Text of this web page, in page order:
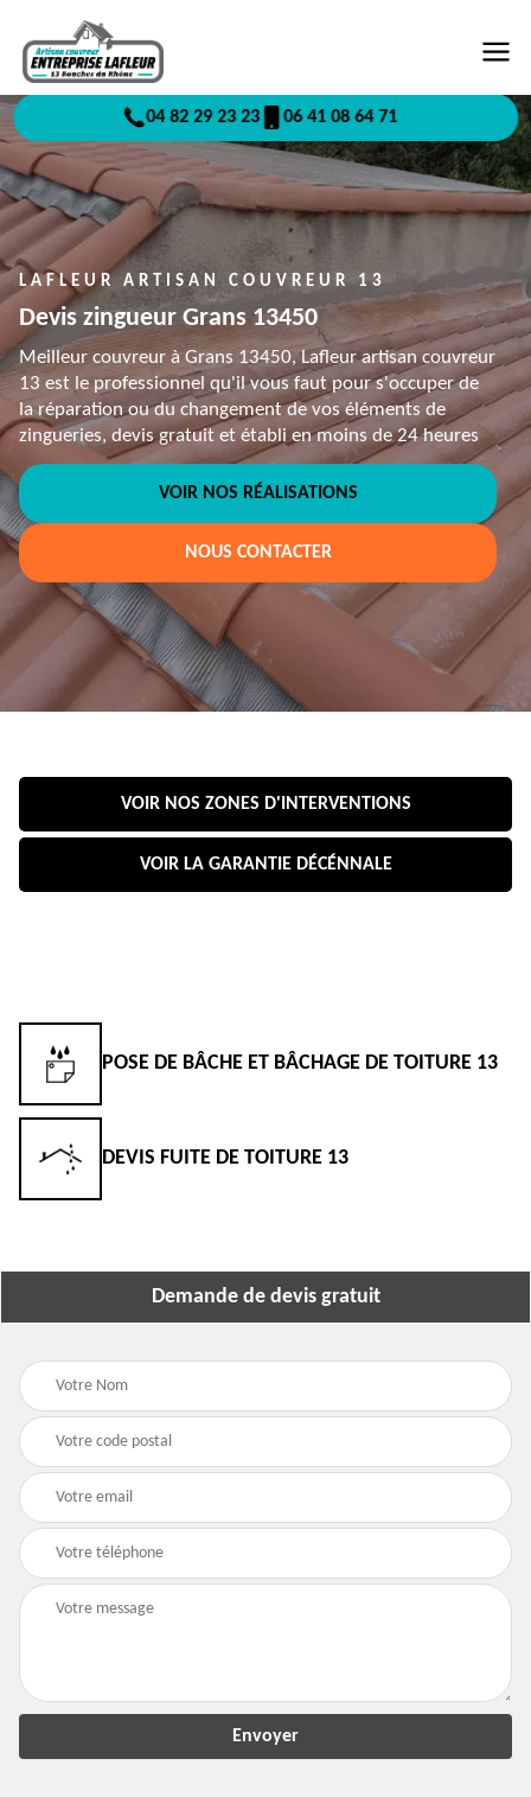
04 82 29 23 23 06 41 08 64 71
LAFLEUR ARTISAN COUVREUR 13
Devis zingueur Grans 13450
Meilleur couvreur à Grans 13450, Lafleur artisan couvreur
13 est le professionnel qu'il vous faut pour s'occuper de
la réparation ou du changement de vos éléments de
zingueries, devis gratuit et établi en moins de 24 heures
VOIR NOS RÉALISATIONS
NOUS CONTACTER
VOIR NOS ZONES D'INTERVENTIONS
VOIR LA GARANTIE DÉCÉNNALE
POSE DE BÂCHE ET BÂCHAGE DE TOITURE 13
DEVIS FUITE DE TOITURE 13
Demande de devis gratuit